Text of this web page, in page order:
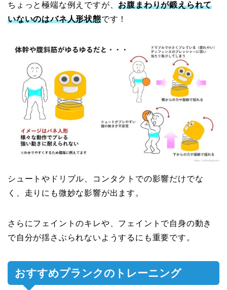
ちょっと極端な例えですが、お腹まわりが鍛えられて
いないのはバネ人形状態です！
シュートやドリブル、コンタクトでの影響だけでな
く、走りにも微妙な影響が出ます。
さらにフェイントのキレや、フェイントで自身の動き
で自分が揺さぶられないようするにも重要です。
おすすめプランクのトレーニング